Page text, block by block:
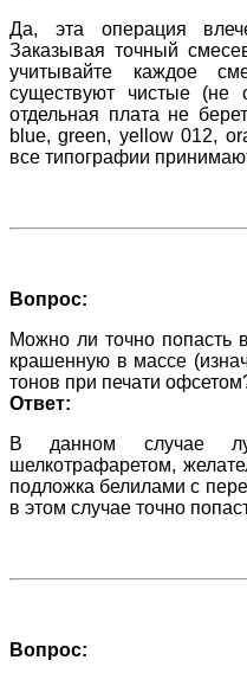
Да, эта операция
Заказывая точный
учитывайте каждое
существуют чистые (не
отдельная плата не
blue, green, yellow 012,
все типографии
Вопрос:
Можно ли точно попасть
крашенную в массе
тонов при печати
Ответ:
В данном случае
шелкотрафаретом,
подложка белилами с
в этом случае точно
Вопрос: